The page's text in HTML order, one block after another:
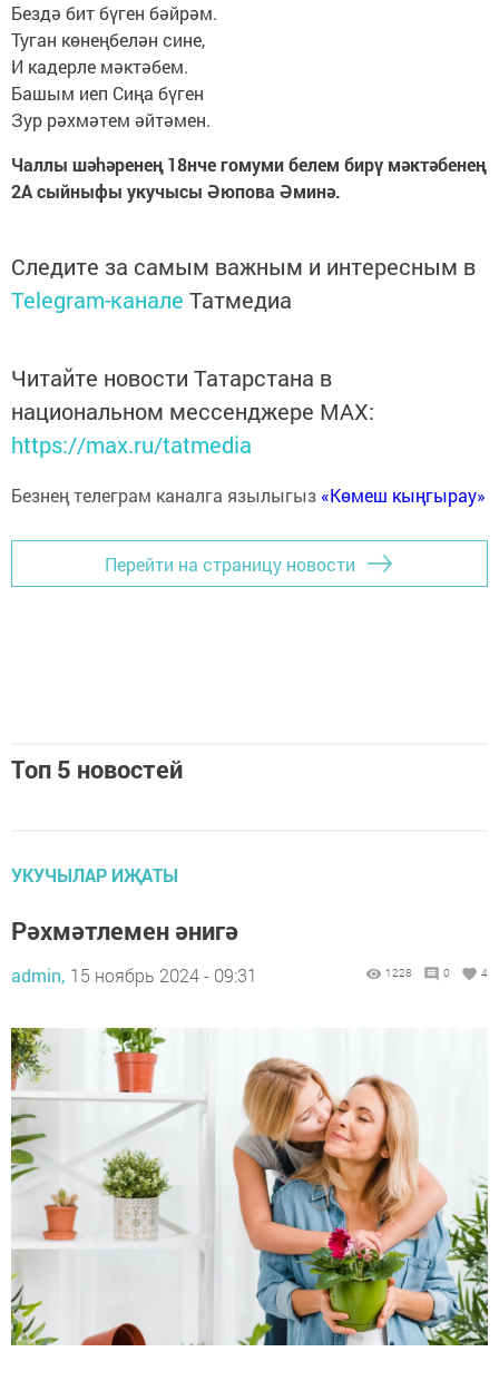
Бездә бит бүген бәйрәм.
Туган көнеңбелән сине,
И кадерле мәктәбем.
Башым иеп Сиңа бүген
Зур рәхмәтем әйтәмен.
Чаллы шәhәренең 18нче гомуми белем бирү мәктәбенең
2А сыйныфы укучысы Әюпова Әминә.
Следите за самым важным и интересным в
Telegram-канале Татмедиа
Читайте новости Татарстана в
национальном мессенджере MАХ:
https://max.ru/tatmedia
Безнең телеграм каналга язылыгыз «Көмеш кыңгырау»
Перейти на страницу новости
Топ 5 новостей
УКУЧЫЛАР ИҖАТЫ
Рәхмәтлемен әнигә
admin, 15 ноябрь 2024 - 09:31 1228 0 4